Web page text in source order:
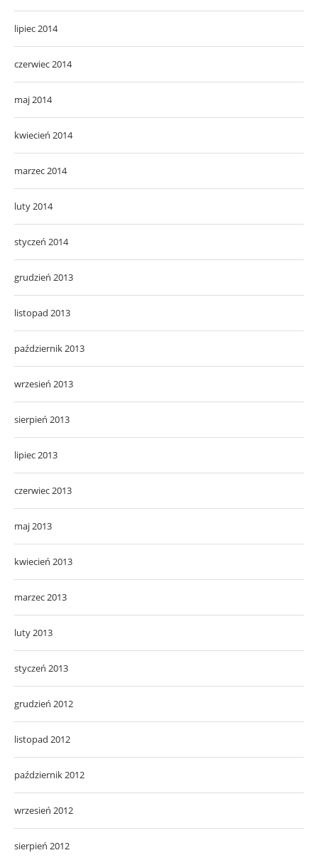
lipiec 2014
czerwiec 2014
maj 2014
kwiecień 2014
marzec 2014
luty 2014
styczeń 2014
grudzień 2013
listopad 2013
październik 2013
wrzesień 2013
sierpień 2013
lipiec 2013
czerwiec 2013
maj 2013
kwiecień 2013
marzec 2013
luty 2013
styczeń 2013
grudzień 2012
listopad 2012
październik 2012
wrzesień 2012
sierpień 2012